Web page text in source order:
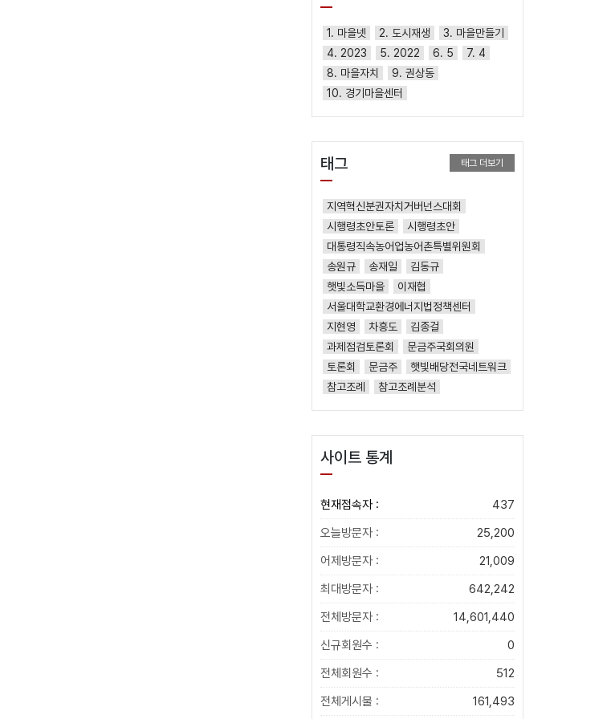
1. 마을넷 2. 도시재생
3. 마을만들기
4. 2023
5. 2022 6. 5
7. 4
8. 마을자치
9. 권상동
10. 경기마을센터
태그 태그 더보기
지역혁신분권자치거버넌스대회
시행령초안토론
시행령초안
대통령직속농어업농어촌특별위원회
송원규
송재일
김동규
햇빛소득마을
이재협
서울대학교환경에너지법정책센터
지현영
차흥도
김종걸
과제점검토론회
문금주국회의원
토론회
문금주
햇빛배당전국네트워크
참고조례
참고조례분석
사이트 통계
현재접속자 :
437
오늘방문자 :
25,200
어제방문자 :
21,009
최대방문자 :
642,242
전체방문자 :
14,601,440
신규회원수 :
0
전체회원수 :
512
전체게시물 :
161,493